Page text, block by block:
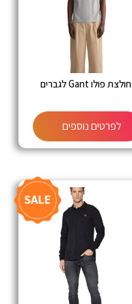
חולצת פולו Gant לגברים
לפרטים נוספים